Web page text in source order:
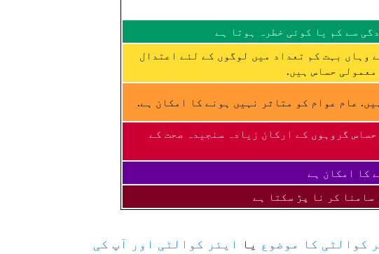
سے کم یا کوئی خطرہ ہوتا ہے
وہاں بہت کم تعداد میں لوگوں کے لئے اعتدال
حساس ہیں.
عام عوام کو متاثر نہیں ہونے کا امکان ہے.
گروہوں کے ارکان زیادہ سنجیدہ صحت کے
کا امکان ہے
سامنا کر نا پڑ سکتا ہے
کوالٹی کا موضوع یا
ایئر کوالٹی اور آپ کی